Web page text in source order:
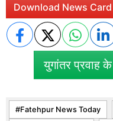
Download News Card
युगांतर प्रवाह के
Fatehpur News Today